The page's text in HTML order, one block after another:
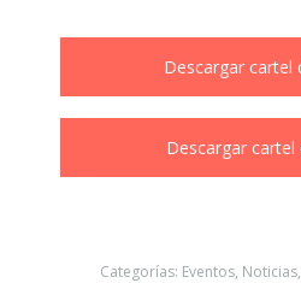
Descargar cartel
Descargar cartel
Categorías: Eventos, Noticias,